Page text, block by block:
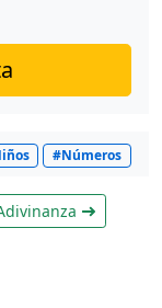
#Números